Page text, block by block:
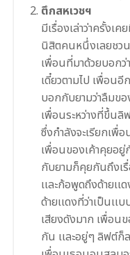
ตึกสหเวชฯ
มีเรื่องเล่าว่าครั้งเค
นิสิตคนหนึ่งเลยชว
เพื่อนที่มาด้วยบอกว่
เดี๋ยวตามไป เพื่อน
บอกกับยามว่าลืมขอ
เพื่อนระหว่างที่ขึ้นลิ
ซึ่งกำลังจะเรียกเพื่อ
เพื่อนของเค้าคุยอยู่
กับยามกคุยกันถึงเ
เเละก้อพูดถึงด้ายเเ
ด้ายเเดงที่ว่าเป็นเเ
เสียงดังมาก เพื่อน
กัน เเละอยู่ๆ ลิฟต์